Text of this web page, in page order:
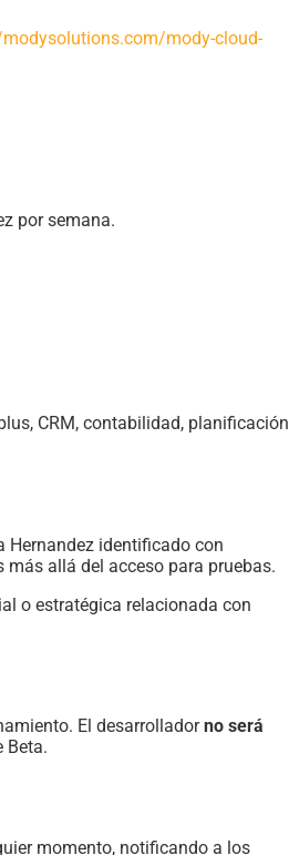
mody-cloud-
por semana.
CRM, contabilidad, planificación
Hernandez identificado con
allá del acceso para pruebas.
o estratégica relacionada con
El desarrolladorno será
Beta.
momento, notificando a los